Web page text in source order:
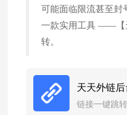
可能面临限流甚至封
一款实用工具 ——【
转。​
天天外链
链接一键跳